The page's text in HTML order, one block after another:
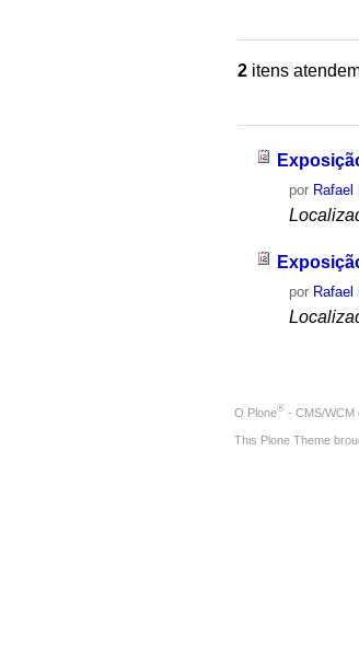
2 itens
por Rafael
por Rafael
O Plone® - CMS/WCM
This Plone Theme